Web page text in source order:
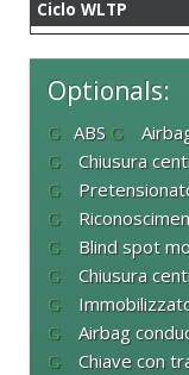
Ciclo WLTP
Optionals:
ABS
Chiusura
Blind spot
Chiusura
Airbag
Chiave con